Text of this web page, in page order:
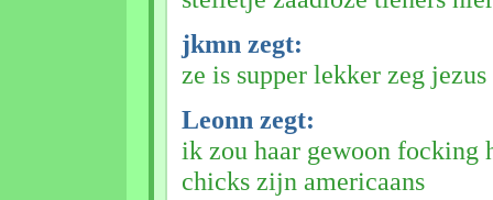
jkmn zegt:
ze is supper lekker zeg jezus
Leonn zegt:
ik zou haar gewoon focking
chicks zijn americaans